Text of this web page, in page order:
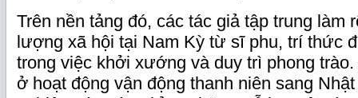
Trên nền tảng đó, các tác giả tập trung làm
lượng xã hội tại Nam Kỳ từ sĩ phu, trí thức
trong việc khởi xướng và duy trì phong
ở hoạt động vận động thanh niên sang